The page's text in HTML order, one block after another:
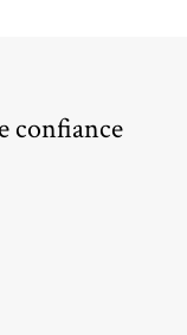
confiance